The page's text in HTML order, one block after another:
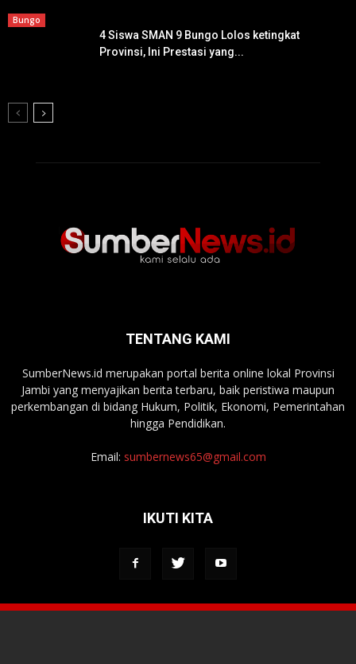
Bungo
4 Siswa SMAN 9 Bungo Lolos ketingkat
Provinsi, Ini Prestasi yang...
TENTANG KAMI
SumberNews.id merupakan portal berita online lokal Provinsi
Jambi yang menyajikan berita terbaru, baik peristiwa maupun
perkembangan di bidang Hukum, Politik, Ekonomi, Pemerintahan
hingga Pendidikan.
Email: sumbernews65@gmail.com
IKUTI KITA